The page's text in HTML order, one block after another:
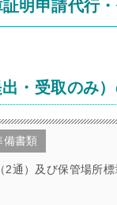
明申請代行
・受取のみ
書類
2通）及び保管場所